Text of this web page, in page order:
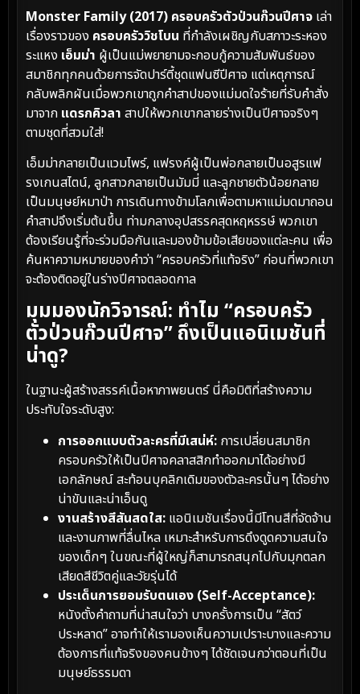
Monster Family (2017) ครอบครัวตัวป่วนก๊วนปีศาจ เล่า
เรื่องราวของ ครอบครัววิชโบน ที่กำลังเผชิญกับสภาวะระหอง
ระแหง เอ็มม่า ผู้เป็นแม่พยายามจะกอบกู้ความสัมพันธ์ของ
สมาชิกทุกคนด้วยการจัดปาร์ตี้ชุดแฟนซีปีศาจ แต่เหตุการณ์
กลับพลิกผันเมื่อพวกเขาถูกคำสาปของแม่มดใจร้ายที่รับคำสั่ง
มาจาก แดรกคิวลา สาปให้พวกเขากลายร่างเป็นปีศาจจริงๆ
ตามชุดที่สวมใส่!
เอ็มม่ากลายเป็นแวมไพร์, แฟรงค์ผู้เป็นพ่อกลายเป็นอสูรแฟ
รงเกนสไตน์, ลูกสาวกลายเป็นมัมมี่ และลูกชายตัวน้อยกลาย
เป็นมนุษย์หมาป่า การเดินทางข้ามโลกเพื่อตามหาแม่มดมาถอน
คำสาปจึงเริ่มต้นขึ้น ท่ามกลางอุปสรรคสุดหฤหรรษ์ พวกเขา
ต้องเรียนรู้ที่จะร่วมมือกันและมองข้ามข้อเสียของแต่ละคน เพื่อ
ค้นหาความหมายของคำว่า “ครอบครัวที่แท้จริง” ก่อนที่พวกเขา
จะต้องติดอยู่ในร่างปีศาจตลอดกาล
มุมมองนักวิจารณ์: ทำไม “ครอบครัว
ตัวป่วนก๊วนปีศาจ” ถึงเป็นแอนิเมชันที่
น่าดู?
ในฐานะผู้สร้างสรรค์เนื้อหาภาพยนตร์ นี่คือมิติที่สร้างความ
ประทับใจระดับสูง:
การออกแบบตัวละครที่มีเสน่ห์: การเปลี่ยนสมาชิก
ครอบครัวให้เป็นปีศาจคลาสสิกทำออกมาได้อย่างมี
เอกลักษณ์ สะท้อนบุคลิกเดิมของตัวละครนั้นๆ ได้อย่าง
น่าขันและน่าเอ็นดู
งานสร้างสีสันสดใส: แอนิเมชันเรื่องนี้มีโทนสีที่จัดจ้าน
และงานภาพที่ลื่นไหล เหมาะสำหรับการดึงดูดความสนใจ
ของเด็กๆ ในขณะที่ผู้ใหญ่ก็สามารถสนุกไปกับมุกตลก
เสียดสีชีวิตคู่และวัยรุ่นได้
ประเด็นการยอมรับตนเอง (Self-Acceptance):
หนังตั้งคำถามที่น่าสนใจว่า บางครั้งการเป็น “สัตว์
ประหลาด” อาจทำให้เรามองเห็นความเปราะบางและความ
ต้องการที่แท้จริงของคนข้างๆ ได้ชัดเจนกว่าตอนที่เป็น
มนุษย์ธรรมดา